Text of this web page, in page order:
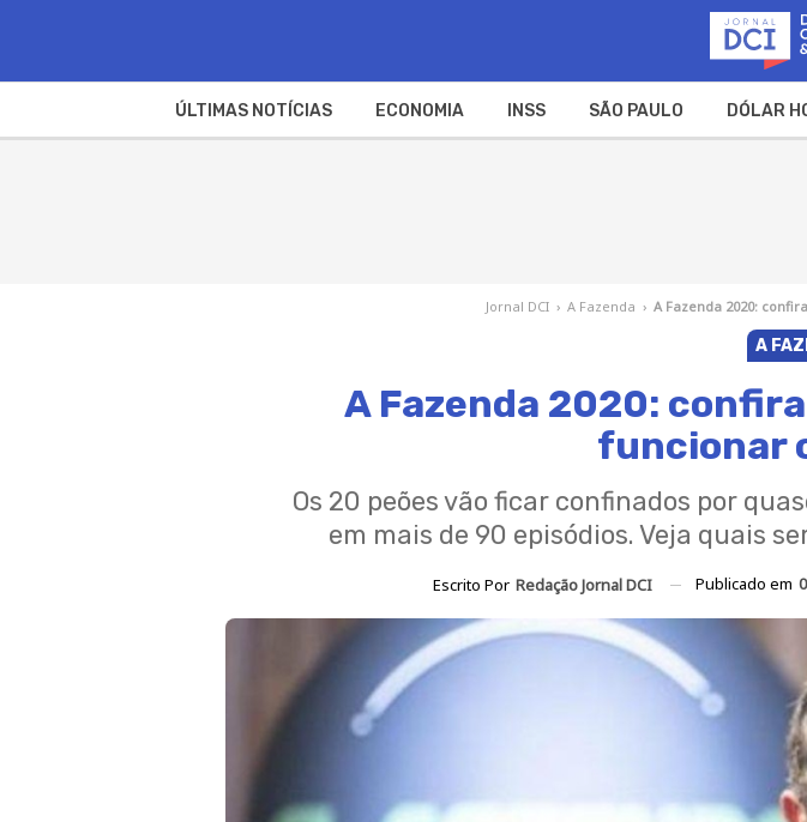
ÚLTIMAS NOTÍCIAS ECONOMIA INSS SÃO PAULO DÓLAR
Jornal DCI › A Fazenda › A Fazenda 2020:
A
A Fazenda 2020:
funcionar
Os 20 peões vão ficar confinados por
em mais de 90 episódios. Veja quais
Escrito Por Redação Jornal DCI Publicado em